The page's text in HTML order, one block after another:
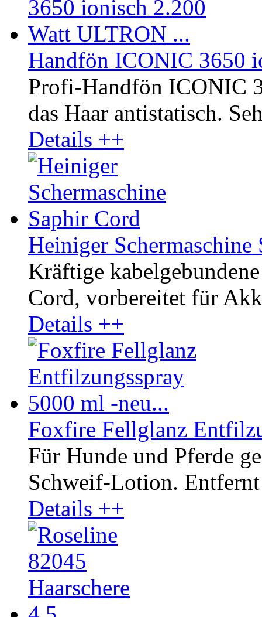
Handfön ICONIC 3650
Profi-Handfön ICONIC
das Haar antistatisch.
Details ++
Heiniger Schermaschine
Kräftige
Cord, vorbereitet für
Details ++
Foxfire Fellglanz
Für Hunde und Pferde
Schweif-Lotion.
Details ++